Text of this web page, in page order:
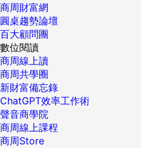
商周財富網
圓桌趨勢論壇
百大顧問團
數位閱讀
商周線上讀
商周共學圈
新財富備忘錄
ChatGPT效率工作術
聲音商學院
商周線上課程
商周Store